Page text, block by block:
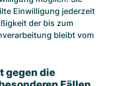
Einwilligung jederzeit
der bis zum
bleibt vom
gegen die